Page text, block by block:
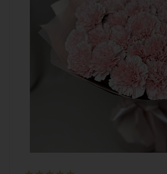
Описание
гвоздика (диантус), лента,
дизайнерская упаковка